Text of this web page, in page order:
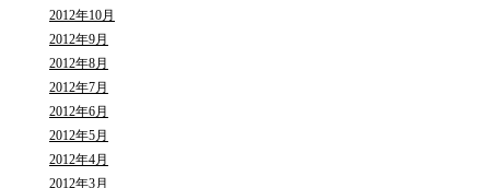
2012年10月
2012年9月
2012年8月
2012年7月
2012年6月
2012年5月
2012年4月
2012年3月